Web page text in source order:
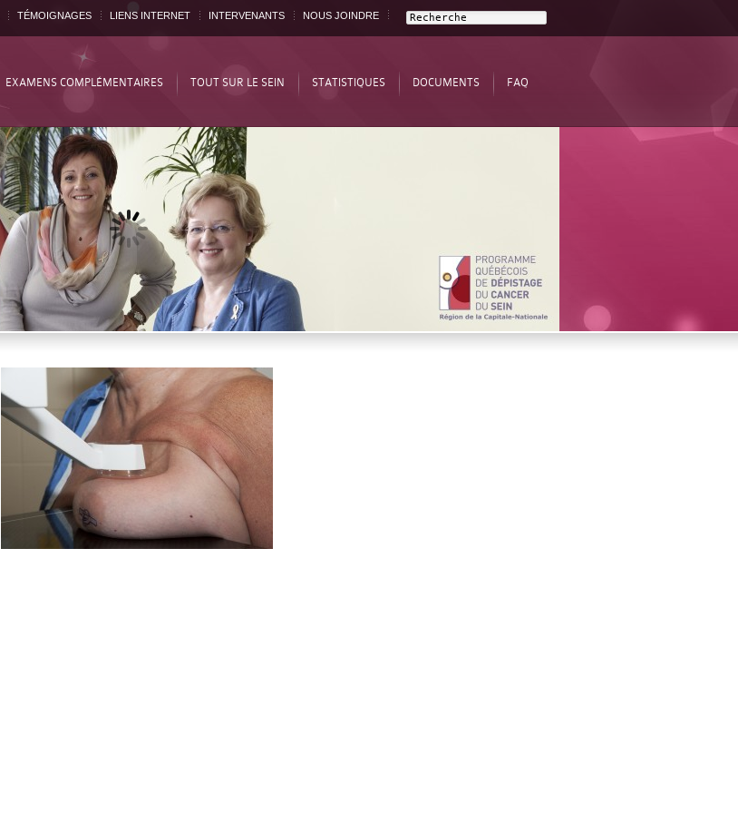
TÉMOIGNAGES LIENS INTERNET INTERVENANTS NOUS JOINDRE
EXAMENS COMPLÉMENTAIRES TOUT SUR LE SEIN STATISTIQUES DOCUMENTS FAQ